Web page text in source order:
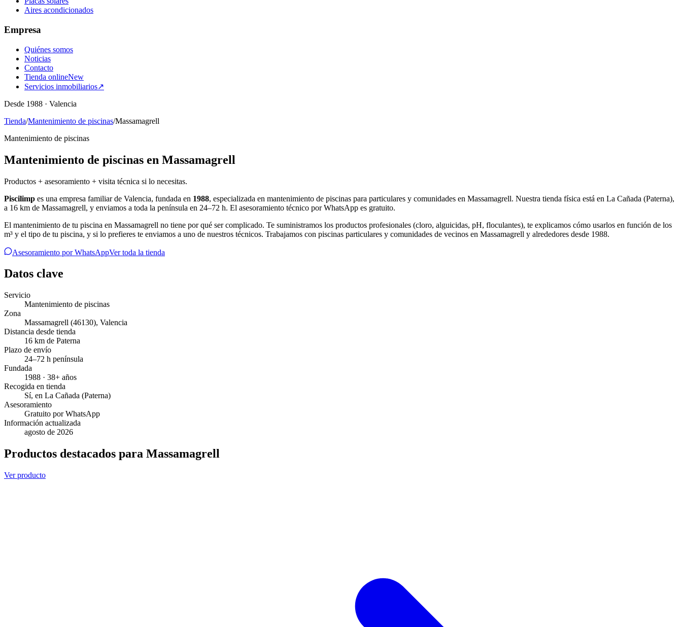
Aires acondicionados
Empresa
Quiénes somos
Noticias
Contacto
Tienda onlineNew
Servicios inmobiliarios↗
Desde 1988 · Valencia
Tienda/Mantenimiento de piscinas/Massamagrell
Mantenimiento de piscinas
Mantenimiento de piscinas en Massamagrell
Productos + asesoramiento + visita técnica si lo necesitas.
Piscilimp es una empresa familiar de Valencia, fundada en 1988, especializada en mantenimiento de piscinas para particulares y comunidades en Massamagrell. Nuestra tienda física está en La Cañada (Paterna),
a 16 km de Massamagrell, y enviamos a toda la península en 24–72 h. El asesoramiento técnico por WhatsApp es gratuito.
El mantenimiento de tu piscina en Massamagrell no tiene por qué ser complicado. Te suministramos los productos profesionales (cloro, alguicidas, pH, floculantes), te explicamos cómo usarlos en función de los
m³ y el tipo de tu piscina, y si lo prefieres te enviamos a uno de nuestros técnicos. Trabajamos con piscinas particulares y comunidades de vecinos en Massamagrell y alrededores desde 1988.
Asesoramiento por WhatsAppVer toda la tienda
Datos clave
Servicio
Mantenimiento de piscinas
Zona
Massamagrell (46130), Valencia
Distancia desde tienda
16 km de Paterna
Plazo de envío
24–72 h península
Fundada
1988 · 38+ años
Recogida en tienda
Sí, en La Cañada (Paterna)
Asesoramiento
Gratuito por WhatsApp
Información actualizada
agosto de 2026
Productos destacados para Massamagrell
Ver producto